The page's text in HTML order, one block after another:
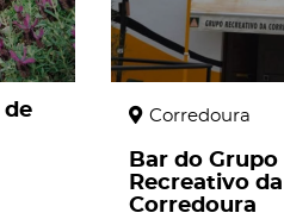
de
Corredoura
Bar do Grupo
Recreativo da
Corredoura